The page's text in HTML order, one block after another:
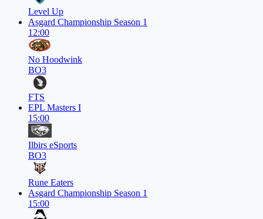
Level Up
Asgard Championship Season 1
12:00
No Hoodwink
BO3
FTS
EPL Masters I
15:00
Ilbirs eSports
BO3
Rune Eaters
Asgard Championship Season 1
15:00